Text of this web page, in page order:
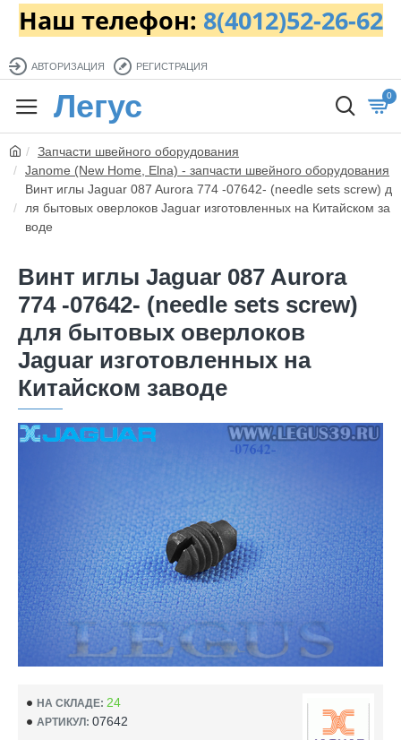
Наш телефон: 8(4012)52-26-62
АВТОРИЗАЦИЯ РЕГИСТРАЦИЯ
Легус 0
Запчасти швейного оборудования
Janome (New Home, Elna) - запчасти швейного оборудования
Винт иглы Jaguar 087 Aurora 774 -07642- (needle sets screw) д
ля бытовых оверлоков Jaguar изготовленных на Китайском за
воде
Винт иглы Jaguar 087 Aurora
774 -07642- (needle sets screw)
для бытовых оверлоков
Jaguar изготовленных на
Китайском заводе
НА СКЛАДЕ: 24
АРТИКУЛ: 07642